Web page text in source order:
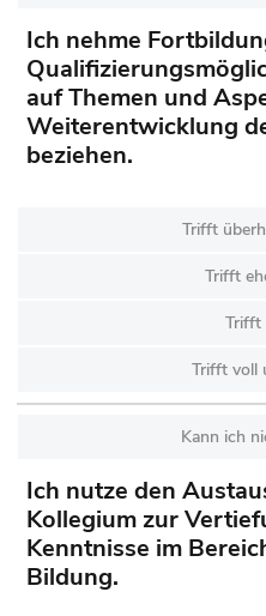
Ich nehme
auf Themen und
Weiterentwicklung
beziehen.
Trifft
Trifft
Trifft
Trifft voll
Kann ich
Ich nutze den
Kollegium zur
Kenntnisse im
Bildung.